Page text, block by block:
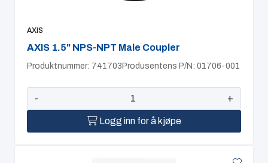
AXIS
AXIS 1.5" NPS-NPT Male Coupler
Produktnummer: 741703 Produsentens P/N: 01706-001
- +
Logg inn for å kjøpe